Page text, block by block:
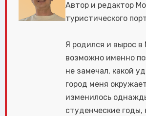
Автор и редактор
туристического
Я родился и вырос в
возможно именно
не замечал, какой
город меня
изменилось
студенческие годы,